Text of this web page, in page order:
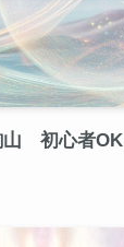
山 初心者OK